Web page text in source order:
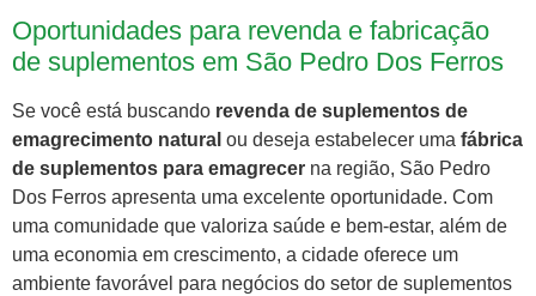
Oportunidades para revenda e fabricação
de suplementos em São Pedro Dos Ferros
Se você está buscando revenda de suplementos de
emagrecimento natural ou deseja estabelecer uma fábrica
de suplementos para emagrecer na região, São Pedro
Dos Ferros apresenta uma excelente oportunidade. Com
uma comunidade que valoriza saúde e bem-estar, além de
uma economia em crescimento, a cidade oferece um
ambiente favorável para negócios do setor de suplementos